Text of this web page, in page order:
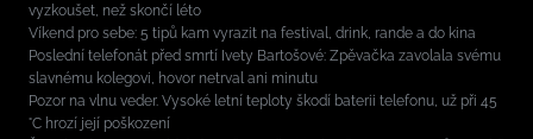
vyzkoušet, než skončí léto
Víkend pro sebe: 5 tipů kam vyrazit na festival, drink, rande a do kina
Poslední telefonát před smrtí Ivety Bartošové: Zpěvačka zavolala svému
slavnému kolegovi, hovor netrval ani minutu
Pozor na vlnu veder. Vysoké letní teploty škodí baterii telefonu, už při 45
°C hrozí její poškození